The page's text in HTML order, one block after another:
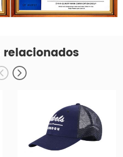
relacionados